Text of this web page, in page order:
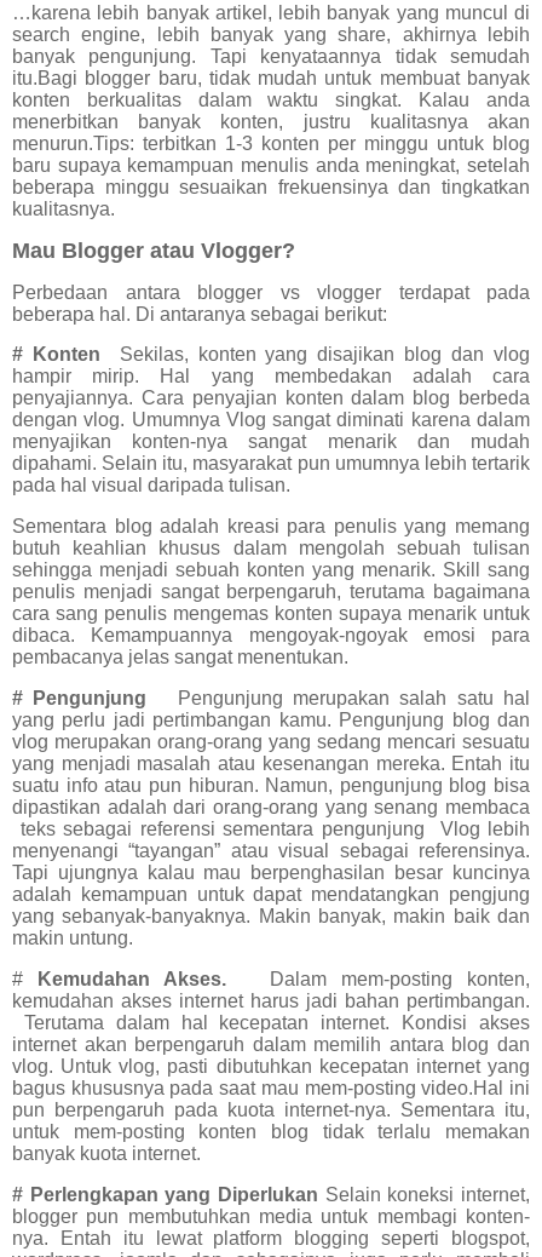
…karena lebih banyak artikel, lebih banyak yang muncul di
search engine, lebih banyak yang share, akhirnya lebih
banyak pengunjung. Tapi kenyataannya tidak semudah
itu.Bagi blogger baru, tidak mudah untuk membuat banyak
konten berkualitas dalam waktu singkat. Kalau anda
menerbitkan banyak konten, justru kualitasnya akan
menurun.Tips: terbitkan 1-3 konten per minggu untuk blog
baru supaya kemampuan menulis anda meningkat, setelah
beberapa minggu sesuaikan frekuensinya dan tingkatkan
kualitasnya.
Mau Blogger atau Vlogger?
Perbedaan antara blogger vs vlogger terdapat pada
beberapa hal. Di antaranya sebagai berikut:
# Konten
Sekilas, konten yang disajikan blog dan vlog
hampir mirip. Hal yang membedakan adalah cara
penyajiannya. Cara penyajian konten dalam blog berbeda
dengan vlog. Umumnya Vlog sangat diminati karena dalam
menyajikan konten-nya sangat menarik dan mudah
dipahami. Selain itu, masyarakat pun umumnya lebih tertarik
pada hal visual daripada tulisan.
Sementara blog adalah kreasi para penulis yang memang
butuh keahlian khusus dalam mengolah sebuah tulisan
sehingga menjadi sebuah konten yang menarik. Skill sang
penulis menjadi sangat berpengaruh, terutama bagaimana
cara sang penulis mengemas konten supaya menarik untuk
dibaca. Kemampuannya mengoyak-ngoyak emosi para
pembacanya jelas sangat menentukan.
# Pengunjung
Pengunjung merupakan salah satu hal
yang perlu jadi pertimbangan kamu. Pengunjung blog dan
vlog merupakan orang-orang yang sedang mencari sesuatu
yang menjadi masalah atau kesenangan mereka. Entah itu
suatu info atau pun hiburan. Namun, pengunjung blog bisa
dipastikan adalah dari orang-orang yang senang membaca
teks sebagai referensi sementara pengunjung
Vlog lebih
menyenangi “tayangan” atau visual sebagai referensinya.
Tapi ujungnya kalau mau berpenghasilan besar kuncinya
adalah kemampuan untuk dapat mendatangkan pengjung
yang sebanyak-banyaknya. Makin banyak, makin baik dan
makin untung.
#
Kemudahan Akses.
Dalam mem-posting konten,
kemudahan akses internet harus jadi bahan pertimbangan.
Terutama dalam hal kecepatan internet. Kondisi akses
internet akan berpengaruh dalam memilih antara blog dan
vlog. Untuk vlog, pasti dibutuhkan kecepatan internet yang
bagus khususnya pada saat mau mem-posting video.Hal ini
pun berpengaruh pada kuota internet-nya. Sementara itu,
untuk mem-posting konten blog tidak terlalu memakan
banyak kuota internet.
# Perlengkapan yang Diperlukan Selain koneksi internet,
blogger pun membutuhkan media untuk membagi konten-
nya. Entah itu lewat platform blogging seperti blogspot,